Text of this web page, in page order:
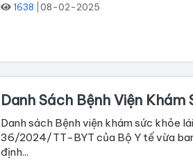
1638 08-02-2025
Danh Sách Bệnh Viện Khám
Danh sách Bệnh viện khám sức khỏe
36/2024/TT-BYT của Bộ Y tế vừa
định...